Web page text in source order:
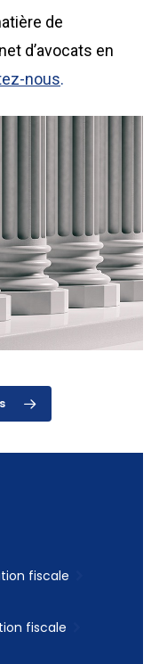
de
d’avocats en
nous.
fiscale
fiscale